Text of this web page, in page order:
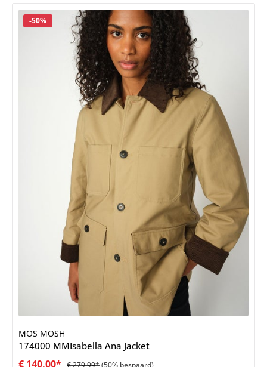
Korting
-50%
MOS MOSH
174000 MMIsabella Ana Jacket
€ 140,00* € 279,99*(50% bespaard)